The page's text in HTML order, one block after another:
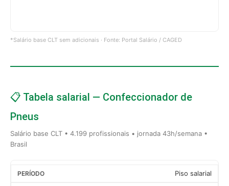
*Salário base CLT sem adicionais · Fonte: Portal Salário / CAGED
📋 Tabela salarial — Confeccionador de
Pneus
Salário base CLT • 4.199 profissionais • jornada 43h/semana •
Brasil
Piso salarial